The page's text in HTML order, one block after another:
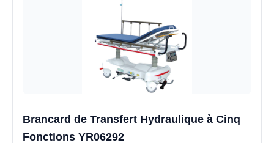
Brancard de Transfert Hydraulique à Cinq
Fonctions YR06292